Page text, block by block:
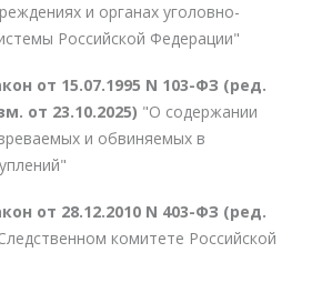
и органах уголовно-
Российской Федерации"
от 15.07.1995 N 103-ФЗ (ред.
от 23.10.2025) "О содержании
и обвиняемых в
от 28.12.2010 N 403-ФЗ (ред.
комитете Российской